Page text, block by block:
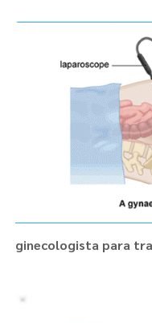
ginecologista para